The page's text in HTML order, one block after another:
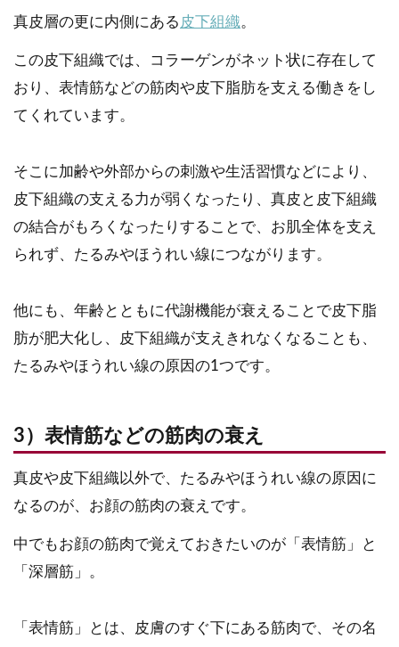
真皮層の更に内側にある 皮下組織。
この皮下組織では、コラーゲンがネット状に存在して
おり、表情筋などの筋肉や皮下脂肪を支える働きをし
てくれています。
そこに加齢や外部からの刺激や生活習慣などにより、
皮下組織の支える力が弱くなったり、真皮と皮下組織
の結合がもろくなったりすることで、お肌全体を支え
られず、たるみやほうれい線につながります。
他にも、年齢とともに代謝機能が衰えることで皮下脂
肪が肥大化し、皮下組織が支えきれなくなることも、
たるみやほうれい線の原因の1つです。
3）表情筋などの筋肉の衰え
真皮や皮下組織以外で、たるみやほうれい線の原因に
なるのが、お顔の筋肉の衰えです。
中でもお顔の筋肉で覚えておきたいのが「表情筋」と
「深層筋」。
「表情筋」とは、皮膚のすぐ下にある筋肉で、その名